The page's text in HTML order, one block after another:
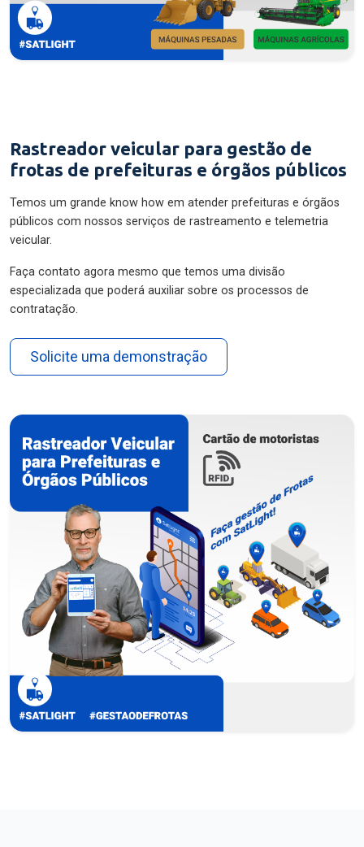
Rastreador veicular para gestão de
frotas de prefeituras e órgãos públicos
Temos um grande know how em atender prefeituras e órgãos
públicos com nossos serviços de rastreamento e telemetria
veicular.
Faça contato agora mesmo que temos uma divisão
especializada que poderá auxiliar sobre os processos de
contratação.
Solicite uma demonstração